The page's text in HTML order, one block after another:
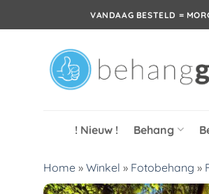
VANDAAG BESTELD =
! Nieuw ! Behang
Home » Winkel » Fotobehang »